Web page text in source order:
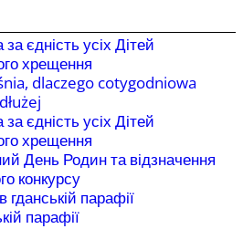
єдність усіх Дітей
хрещення
dlaczego cotygodniowa
єдність усіх Дітей
хрещення
День Родин та відзначення
конкурсу
парафії
парафії